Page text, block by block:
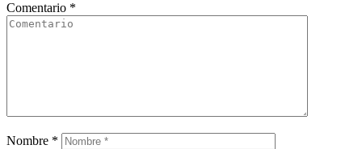
Comentario *
Nombre *